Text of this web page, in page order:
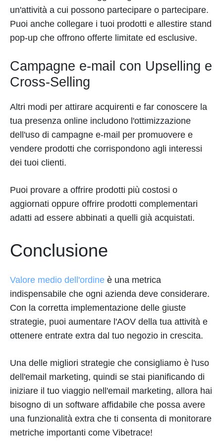
un'attività a cui possono partecipare o partecipare.
Puoi anche collegare i tuoi prodotti e allestire stand
pop-up che offrono offerte limitate ed esclusive.
Campagne e-mail con Upselling e
Cross-Selling
Altri modi per attirare acquirenti e far conoscere la
tua presenza online includono l'ottimizzazione
dell'uso di campagne e-mail per promuovere e
vendere prodotti che corrispondono agli interessi
dei tuoi clienti.
Puoi provare a offrire prodotti più costosi o
aggiornati oppure offrire prodotti complementari
adatti ad essere abbinati a quelli già acquistati.
Conclusione
Valore medio dell'ordine è una metrica
indispensabile che ogni azienda deve considerare.
Con la corretta implementazione delle giuste
strategie, puoi aumentare l'AOV della tua attività e
ottenere entrate extra dal tuo negozio in crescita.
Una delle migliori strategie che consigliamo è l'uso
dell'email marketing, quindi se stai pianificando di
iniziare il tuo viaggio nell'email marketing, allora hai
bisogno di un software affidabile che possa avere
una funzionalità extra che ti consenta di monitorare
metriche importanti come Vibetrace!